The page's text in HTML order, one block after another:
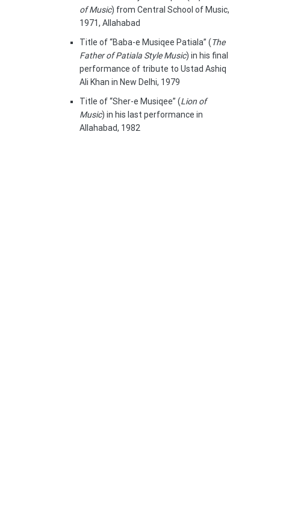
of Music) from Central School of Music,
1971, Allahabad
Title of “Baba-e Musiqee Patiala” (The
Father of Patiala Style Music) in his final
performance of tribute to Ustad Ashiq
Ali Khan in New Delhi, 1979
Title of “Sher-e Musiqee” (Lion of
Music) in his last performance in
Allahabad, 1982